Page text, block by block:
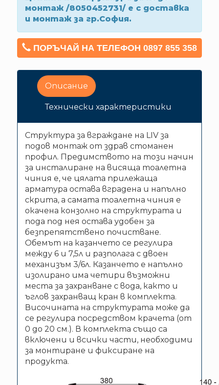
монтаж /8050452731/ е с доставка
и монтаж за гр.София.
ПОРЪЧАЙ НА ТЕЛЕФОН 0897 855 358
Описание
Технически характеристики
Структура за вграждане на LIV за
подов монтаж от здрав стоманен
профил. Предимството на този начин
за инсталиране на висяща тоалетна
чиния е, че цялата прилежаща
арматура остава вградена и напълно
скрита, а самата тоалетна чиния е
окачена конзолно на структурата и
пода под нея остава удобен за
безпрепятствено почистване.
Обемът на казанчето се регулира
между 6 и 7,5л и разполага с двоен
механизъм 3/6л. Казанчето е напълно
изолирано има четири възможни
места за захранване с вода, както и
ъглов захранващ кран в комплекта.
Височината на структурата може да
се регулира посредством крачета (от
0 до 20 см.). В комплекта също са
включени и всички части, необходими
за монтиране и фиксиране на
продукта.